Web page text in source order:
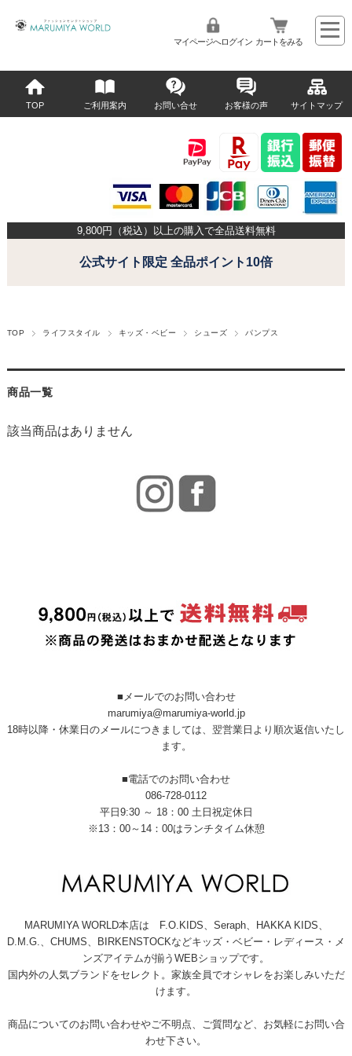
マイページへログイン カートをみる
TOP ご利用案内 お問い合せ お客様の声 サイトマップ
9,800円（税込）以上の購入で全品送料無料
公式サイト限定 全品ポイント10倍
TOP ライフスタイル キッズ・ベビー シューズ パンプス
商品一覧
該当商品はありません
■メールでのお問い合わせ
marumiya@marumiya-world.jp
18時以降・休業日のメールにつきましては、翌営業日より順次返信いたし
ます。
■電話でのお問い合わせ
086-728-0112
平日9:30 ～ 18：00 土日祝定休日
※13：00～14：00はランチタイム休憩
MARUMIYA WORLD本店は F.O.KIDS、Seraph、HAKKA KIDS、
D.M.G.、CHUMS、BIRKENSTOCKなどキッズ・ベビー・レディース・メ
ンズアイテムが揃うWEBショップです。
国内外の人気ブランドをセレクト。家族全員でオシャレをお楽しみいただ
けます。
商品についてのお問い合わせやご不明点、ご質問など、お気軽にお問い合
わせ下さい。